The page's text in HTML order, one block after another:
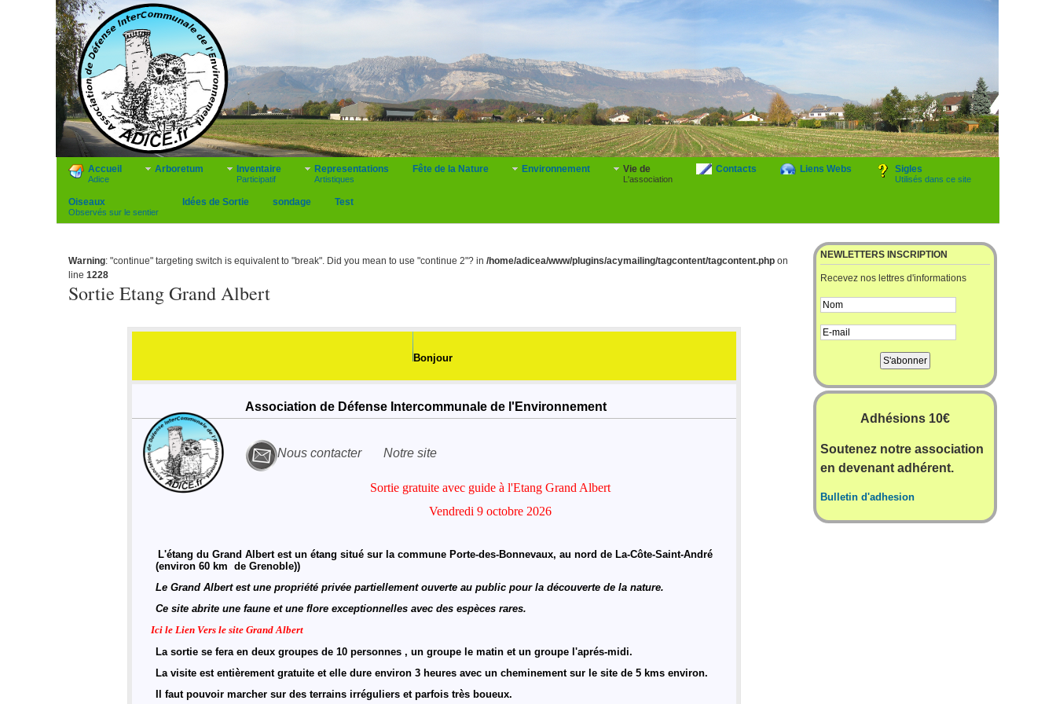
Accueil
Adice
Arboretum Inventaire
Participatif
Representations
Artistiques
Fête de la Nature Environnement Vie de
L'association
Contacts Liens Webs Sigles
Utilisés dans ce site
Oiseaux
Observés sur le sentier
Idées de Sortie sondage Test
Warning: "continue" targeting switch is equivalent to "break". Did you mean to use "continue 2"? in /home/adicea/www/plugins/acymailing/tagcontent/tagcontent.php on
line 1228
Sortie Etang Grand Albert
NEWLETTERS INSCRIPTION
Recevez nos lettres d'informations
Adhésions 10€
Soutenez notre association
en devenant adhérent.
Bulletin d'adhesion